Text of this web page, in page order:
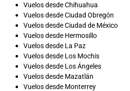
Vuelos desde Chihuahua
Vuelos desde Ciudad Obregón
Vuelos desde Ciudad de México
Vuelos desde Hermosillo
Vuelos desde La Paz
Vuelos desde Los Mochis
Vuelos desde Los Ángeles
Vuelos desde Mazatlán
Vuelos desde Monterrey